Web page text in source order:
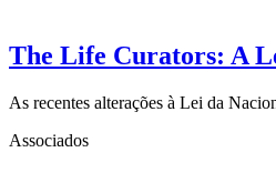
The Life Curators: A
As recentes alterações à Lei da
Associados